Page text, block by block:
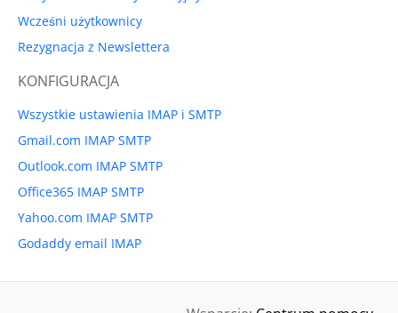
Wcześni użytkownicy
Rezygnacja z Newslettera
KONFIGURACJA
Wszystkie ustawienia IMAP i SMTP
Gmail.com IMAP SMTP
Outlook.com IMAP SMTP
Office365 IMAP SMTP
Yahoo.com IMAP SMTP
Godaddy email IMAP